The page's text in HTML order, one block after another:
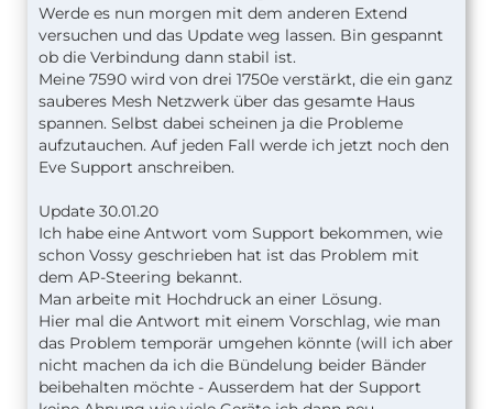
trennst Du Eve Extend für 1 Minute vom Strom und
verbindest es dann wieder. Es bucht sich dann in das
2,4-GHz-Band ein und die Verbindungsabbrüche sollten
aufhören.
Das 2,4-GHz-Band bietet etwas mehr Reichweite bei
geringerer Bandbreite, das ist bei unserer Anwendung
kein Problem.
Wir arbeiten an der vollen Integration von Band Steering
für Eve Extend.
Werde es nun morgen mit dem anderen Extend
versuchen und das Update weg lassen. Bin gespannt
ob die Verbindung dann stabil ist.
Meine 7590 wird von drei 1750e verstärkt, die ein ganz
sauberes Mesh Netzwerk über das gesamte Haus
spannen. Selbst dabei scheinen ja die Probleme
aufzutauchen. Auf jeden Fall werde ich jetzt noch den
Eve Support anschreiben.
Update 30.01.20
Ich habe eine Antwort vom Support bekommen, wie
schon Vossy geschrieben hat ist das Problem mit
dem AP-Steering bekannt.
Man arbeite mit Hochdruck an einer Lösung.
Hier mal die Antwort mit einem Vorschlag, wie man
das Problem temporär umgehen könnte (will ich aber
nicht machen da ich die Bündelung beider Bänder
beibehalten möchte - Ausserdem hat der Support